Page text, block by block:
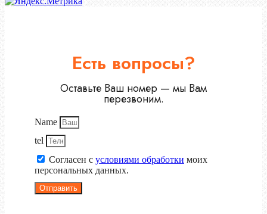
Есть вопросы?
Оставьте Ваш номер — мы Вам
перезвоним.
Name
tel
Согласен с условиями обработки моих
персональных данных.
Отправить